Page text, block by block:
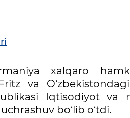
xalqaro
va
Iqtisodiyot va
bo‘lib o‘tdi.